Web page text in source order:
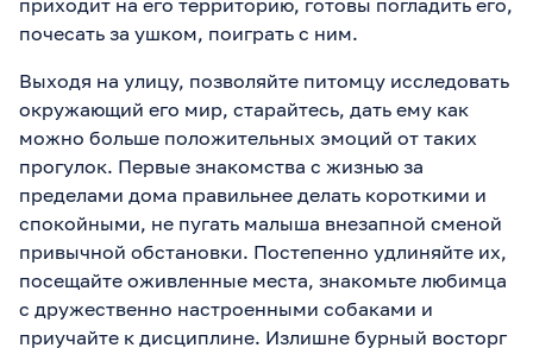
почесать за ушком, поиграть с ним.
Выходя на улицу, позволяйте питомцу исследовать
окружающий его мир, старайтесь, дать ему как
можно больше положительных эмоций от таких
прогулок. Первые знакомства с жизнью за
пределами дома правильнее делать короткими и
спокойными, не пугать малыша внезапной сменой
привычной обстановки. Постепенно удлиняйте их,
посещайте оживленные места, знакомьте любимца
с дружественно настроенными собаками и
приучайте к дисциплине. Излишне бурный восторг